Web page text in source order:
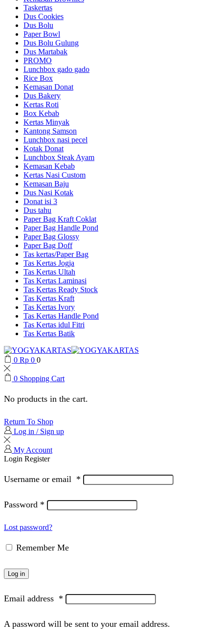
Taskertas
Dus Cookies
Dus Bolu
Paper Bowl
Dus Bolu Gulung
Dus Martabak
PROMO
Lunchbox gado gado
Rice Box
Kemasan Donat
Dus Bakery
Kertas Roti
Box Kebab
Kertas Minyak
Kantong Samson
Lunchbox nasi pecel
Kotak Donat
Lunchbox Steak Ayam
Kemasan Kebab
Kertas Nasi Custom
Kemasan Baju
Dus Nasi Kotak
Donat isi 3
Dus tahu
Paper Bag Kraft Coklat
Paper Bag Handle Pond
Paper Bag Glossy
Paper Bag Doff
Tas kertas/Paper Bag
Tas Kertas Jogja
Tas Kertas Ultah
Tas Kertas Laminasi
Tas Kertas Ready Stock
Tas Kertas Kraft
Tas Kertas Ivory
Tas Kertas Handle Pond
Tas Kertas idul Fitri
Tas Kertas Batik
0 Rp 0 0
0 Shopping Cart
No products in the cart.
Return To Shop
Log in / Sign up
My Account
Login Register
Username or email *
Password *
Lost password?
Remember Me
Log in
Email address *
A password will be sent to your email address.